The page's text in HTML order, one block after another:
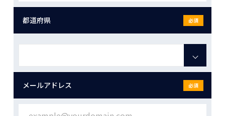
都道府県 必須
メールアドレス 必須